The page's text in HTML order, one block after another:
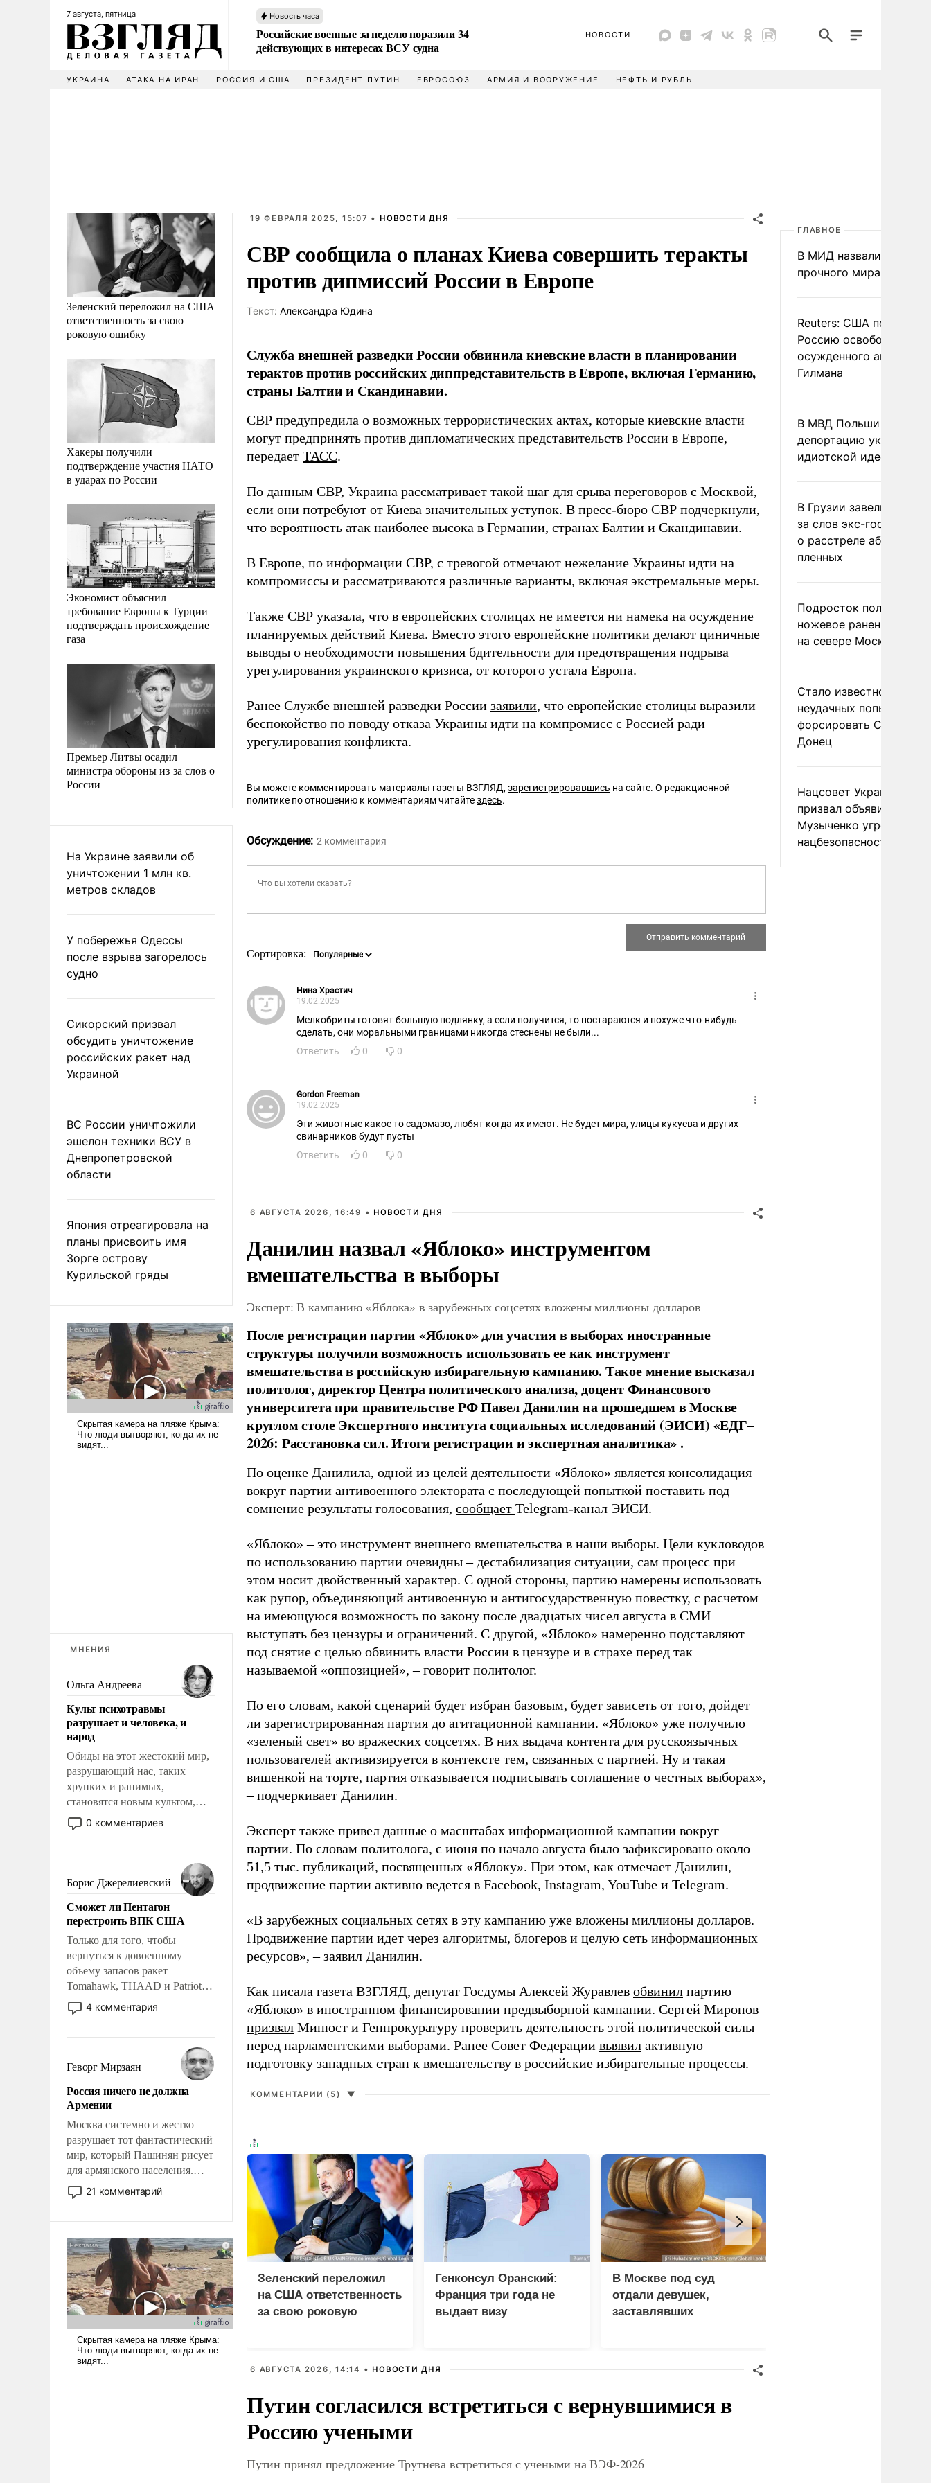
7 августа, пятница Новость часа
Российские военные за неделю поразили 34
действующих в интересах ВСУ судна
НОВОСТИ
УКРАИНА АТАКА НА ИРАН РОССИЯ И США ПРЕЗИДЕНТ ПУТИН ЕВРОСОЮЗ АРМИЯ И ВООРУЖЕНИЕ НЕФТЬ И РУБЛЬ
Зеленский переложил на США
ответственность за свою
роковую ошибку
Хакеры получили
подтверждение участия НАТО
в ударах по России
Экономист объяснил
требование Европы к Турции
подтверждать происхождение
газа
Премьер Литвы осадил
министра обороны из-за слов о
России
На Украине заявили об
уничтожении 1 млн кв.
метров складов
У побережья Одессы
после взрыва загорелось
судно
Сикорский призвал
обсудить уничтожение
российских ракет над
Украиной
ВС России уничтожили
эшелон техники ВСУ в
Днепропетровской
области
Япония отреагировала на
планы присвоить имя
Зорге острову
Курильской гряды
МНЕНИЯ
Ольга Андреева
Культ психотравмы
разрушает и человека, и
народ
Обиды на этот жестокий мир,
разрушающий нас, таких
хрупких и ранимых,
становятся новым культом,
постепенно вытесняя и
отменяя традиционное
мужественным и твердым под
ударами судьбы, брать на себя
ответственность, помогать
слабым, идти вперед и
адаптироваться.
0 комментариев
Борис Джерелиевский
Сможет ли Пентагон
перестроить ВПК США
Только для того, чтобы
вернуться к довоенному
объему запасов ракет
Tomahawk, THAAD и Patriot
США потребуется более трех
лет. Даже небольшая война с
Сложившаяся ситуация
означает многолетний период
уязвимости США, например,
перед Китаем.
4 комментария
Геворг Мирзаян
Россия ничего не должна
Армении
Москва системно и жестко
разрушает тот фантастический
мир, который Пашинян рисует
для армянского населения.
Мир, где политические
прожекты будут безусловно
налогоплательщиков и где
Еревану за свои поступки не
нужно отвечать.
21 комментарий
19 ФЕВРАЛЯ 2025, 15:07 • НОВОСТИ ДНЯ
СВР сообщила о планах Киева совершить теракты
против дипмиссий России в Европе
Tекст: Александра Юдина
Служба внешней разведки России обвинила киевские власти в планировании
терактов против российских диппредставительств в Европе, включая Германию,
страны Балтии и Скандинавии.
СВР предупредила о возможных террористических актах, которые киевские власти
могут предпринять против дипломатических представительств России в Европе,
передает ТАСС.
По данным СВР, Украина рассматривает такой шаг для срыва переговоров с Москвой,
если они потребуют от Киева значительных уступок. В пресс-бюро СВР подчеркнули,
что вероятность атак наиболее высока в Германии, странах Балтии и Скандинавии.
В Европе, по информации СВР, с тревогой отмечают нежелание Украины идти на
компромиссы и рассматриваются различные варианты, включая экстремальные меры.
Также СВР указала, что в европейских столицах не имеется ни намека на осуждение
планируемых действий Киева. Вместо этого европейские политики делают циничные
выводы о необходимости повышения бдительности для предотвращения подрыва
урегулирования украинского кризиса, от которого устала Европа.
Ранее Службе внешней разведки России заявили, что европейские столицы выразили
беспокойство по поводу отказа Украины идти на компромисс с Россией ради
урегулирования конфликта.
Вы можете комментировать материалы газеты ВЗГЛЯД, зарегистрировавшись на сайте. О редакционной
политике по отношению к комментариям читайтездесь.
Обсуждение: 2 комментария
Сортировка:
Нина Храстич
19.02.2025
Мелкобриты готовят большую подлянку, а если получится, то постараются и похуже что-нибудь
сделать, они моральными границами никогда стеснены не были...
Ответить
0 0
Gordon Freeman
19.02.2025
Эти животные какое то садомазо, любят когда их имеют. Не будет мира, улицы кукуева и других
свинарников будут пусты
Ответить
0 0
6 АВГУСТА 2026, 16:49 • НОВОСТИ ДНЯ
Данилин назвал «Яблоко» инструментом
вмешательства в выборы
Эксперт: В кампанию «Яблока» в зарубежных соцсетях вложены миллионы долларов
После регистрации партии «Яблоко» для участия в выборах иностранные
структуры получили возможность использовать ее как инструмент
вмешательства в российскую избирательную кампанию. Такое мнение высказал
политолог, директор Центра политического анализа, доцент Финансового
университета при правительстве РФ Павел Данилин на прошедшем в Москве
круглом столе Экспертного института социальных исследований (ЭИСИ) «ЕДГ–
2026: Расстановка сил. Итоги регистрации и экспертная аналитика» .
По оценке Данилила, одной из целей деятельности «Яблоко» является консолидация
вокруг партии антивоенного электората с последующей попыткой поставить под
сомнение результаты голосования, сообщает Telegram-канал ЭИСИ.
«Яблоко» – это инструмент внешнего вмешательства в наши выборы. Цели кукловодов
по использованию партии очевидны – дестабилизация ситуации, сам процесс при
этом носит двойственный характер. С одной стороны, партию намерены использовать
как рупор, объединяющий антивоенную и антигосударственную повестку, с расчетом
на имеющуюся возможность по закону после двадцатых чисел августа в СМИ
выступать без цензуры и ограничений. С другой, «Яблоко» намеренно подставляют
под снятие с целью обвинить власти России в цензуре и в страхе перед так
называемой «оппозицией», – говорит политолог.
По его словам, какой сценарий будет избран базовым, будет зависеть от того, дойдет
ли зарегистрированная партия до агитационной кампании. «Яблоко» уже получило
«зеленый свет» во вражеских соцсетях. В них выдача контента для русскоязычных
пользователей активизируется в контексте тем, связанных с партией. Ну и такая
вишенкой на торте, партия отказывается подписывать соглашение о честных выборах»,
– подчеркивает Данилин.
Эксперт также привел данные о масштабах информационной кампании вокруг
партии. По словам политолога, с июня по начало августа было зафиксировано около
51,5 тыс. публикаций, посвященных «Яблоку». При этом, как отмечает Данилин,
продвижение партии активно ведется в Facebook, Instagram, YouTube и Telegram.
«В зарубежных социальных сетях в эту кампанию уже вложены миллионы долларов.
Продвижение партии идет через алгоритмы, блогеров и целую сеть информационных
ресурсов», – заявил Данилин.
Как писала газета ВЗГЛЯД, депутат Госдумы Алексей Журавлев обвинил партию
«Яблоко» в иностранном финансировании предвыборной кампании. Сергей Миронов
призвал Минюст и Генпрокуратуру проверить деятельность этой политической силы
перед парламентскими выборами. Ранее Совет Федерации выявил активную
подготовку западных стран к вмешательству в российские избирательные процессы.
КОММЕНТАРИИ (5) ▼
Зеленский переложил
на США ответственность
за свою роковую
Генконсул Оранский:
Франция три года не
выдает визу
В Москве под суд
отдали девушек,
заставлявших
6 АВГУСТА 2026, 14:14 • НОВОСТИ ДНЯ
Путин согласился встретиться с вернувшимися в
Россию учеными
Путин принял предложение Трутнева встретиться с учеными на ВЭФ-2026
ГЛАВНОЕ
В МИД назвали условия
прочного мира на
Reuters: США
Россию освободить
осужденного
Гилмана
В МВД Польши назвали
депортацию украинцев
идиотской идеей
В Грузии завели дело
за слов экс-
о расстреле абхазских
пленных
Подросток получил
ножевое ранение в
на севере Москвы
Стало известно о
неудачных попытках
форсировать
Донец
Нацсовет Украины по
призвал объявить
Музыченко угрозой
нацбезопасности